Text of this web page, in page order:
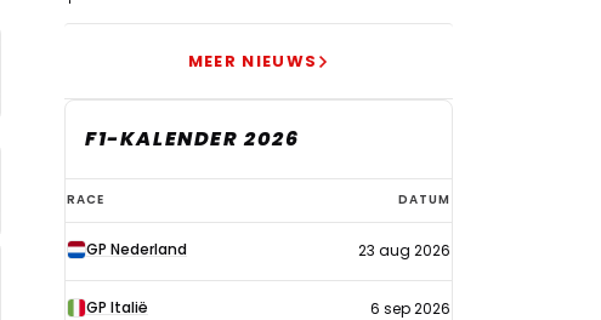
MEER NIEUWS
F1-KALENDER 2026
F1-
kalender
2026
RACE DATUM
GP Nederland 23 aug 2026
GP Italië 6 sep 2026